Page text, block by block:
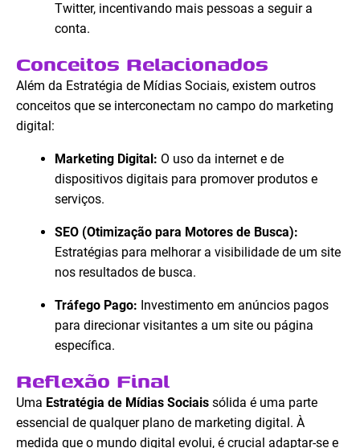
Twitter, incentivando mais pessoas a seguir a
conta.
Conceitos Relacionados
Além da Estratégia de Mídias Sociais, existem outros
conceitos que se interconectam no campo do marketing
digital:
Marketing Digital: O uso da internet e de
dispositivos digitais para promover produtos e
serviços.
SEO (Otimização para Motores de Busca):
Estratégias para melhorar a visibilidade de um site
nos resultados de busca.
Tráfego Pago: Investimento em anúncios pagos
para direcionar visitantes a um site ou página
específica.
Reflexão Final
Uma Estratégia de Mídias Sociais sólida é uma parte
essencial de qualquer plano de marketing digital. À
medida que o mundo digital evolui, é crucial adaptar-se e